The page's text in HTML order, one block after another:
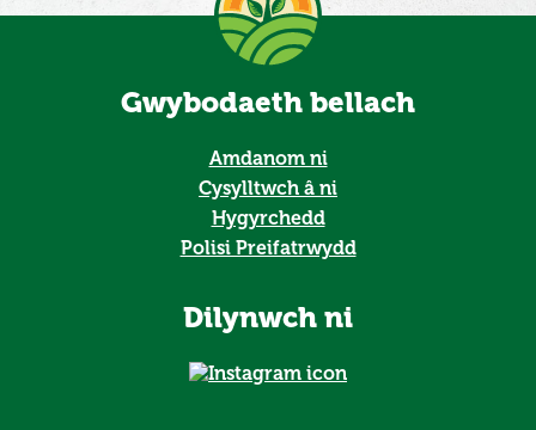
Gwybodaeth bellach
Amdanom ni
Cysylltwch â ni
Hygyrchedd
Polisi Preifatrwydd
Dilynwch ni